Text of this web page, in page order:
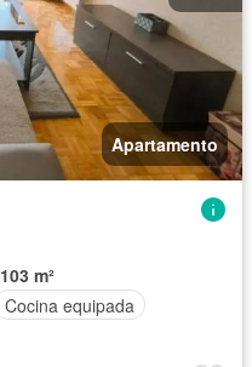
Apartamento
103 m²
Cocina equipada